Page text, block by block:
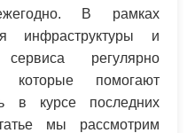
В рамках
инфраструктуры и
регулярно
которые помогают
в курсе последних
мы рассмотрим